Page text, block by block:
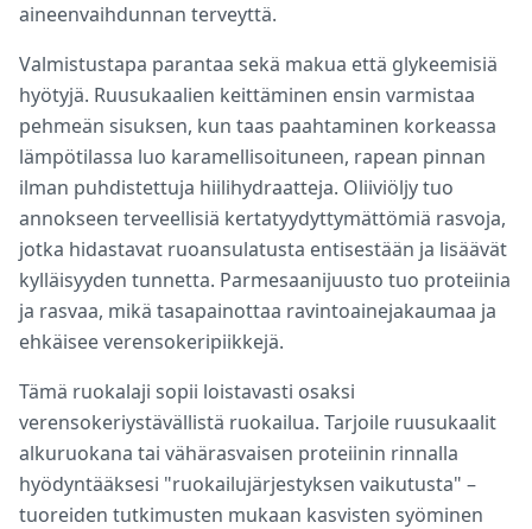
aineenvaihdunnan terveyttä.
Valmistustapa parantaa sekä makua että glykeemisiä
hyötyjä. Ruusukaalien keittäminen ensin varmistaa
pehmeän sisuksen, kun taas paahtaminen korkeassa
lämpötilassa luo karamellisoituneen, rapean pinnan
ilman puhdistettuja hiilihydraatteja. Oliiviöljy tuo
annokseen terveellisiä kertatyydyttymättömiä rasvoja,
jotka hidastavat ruoansulatusta entisestään ja lisäävät
kylläisyyden tunnetta. Parmesaanijuusto tuo proteiinia
ja rasvaa, mikä tasapainottaa ravintoainejakaumaa ja
ehkäisee verensokeripiikkejä.
Tämä ruokalaji sopii loistavasti osaksi
verensokeriystävällistä ruokailua. Tarjoile ruusukaalit
alkuruokana tai vähärasvaisen proteiinin rinnalla
hyödyntääksesi "ruokailujärjestyksen vaikutusta" –
tuoreiden tutkimusten mukaan kasvisten syöminen